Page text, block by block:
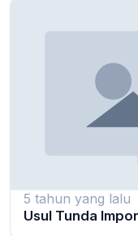
5 tahun yang lalu
Usul Tunda